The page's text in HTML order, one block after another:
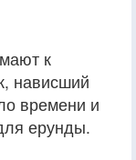
к
нависший
времени и
ерунды.